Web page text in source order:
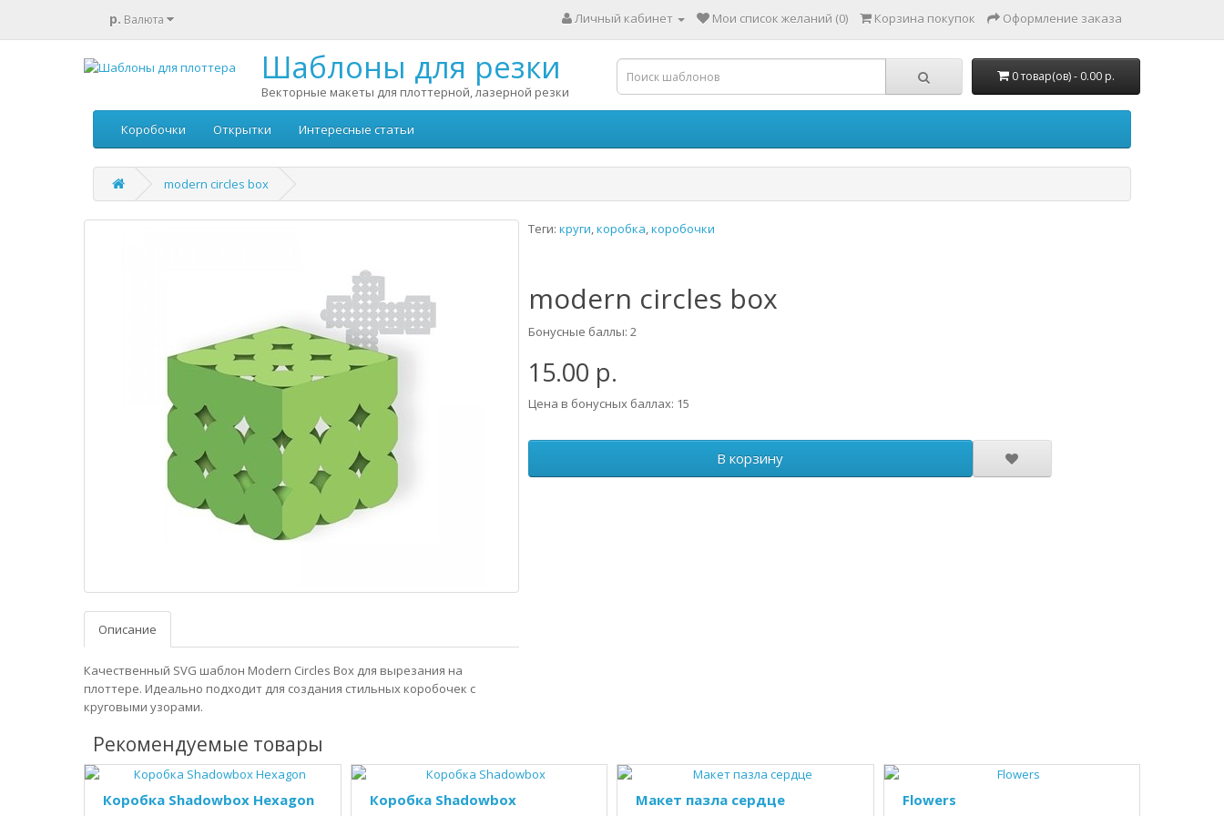
р. Валюта Личный кабинет Мои список желаний (0) Корзина покупок Оформление заказа
Шаблоны для резки
Векторные макеты для плоттерной, лазерной резки
0 товар(ов) - 0.00 р.
Коробочки Открытки Интересные статьи
modern circles box
Описание
Качественный SVG шаблон Modern Circles Box для вырезания на
плоттере. Идеально подходит для создания стильных коробочек с
круговыми узорами.
Теги: круги,коробка,коробочки
modern circles box
Бонусные баллы: 2
15.00 р.
Цена в бонусных баллах: 15
В корзину
Рекомендуемые товары
Коробка Shadowbox Hexagon Коробка Shadowbox Макет пазла сердце Flowers